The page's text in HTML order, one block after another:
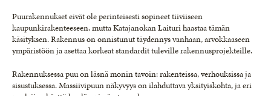
Puurakennukset eivät ole perinteisesti sopineet tiiviiseen
kaupunkirakenteeseen, mutta Katajanokan Laituri haastaa tämän
käsityksen. Rakennus on onnistunut täydennys vanhaan, arvokkaaseen
ympäristöön ja asettaa korkeat standardit tuleville rakennusprojekteille.
Rakennuksessa puu on läsnä monin tavoin: rakenteissa, verhouksissa ja
sisustuksessa. Massiivipuun näkyvyys on ilahduttava yksityiskohta, ja eri